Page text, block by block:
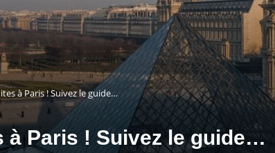
à Paris ! Suivez le guide…
à Paris ! Suivez le guide…